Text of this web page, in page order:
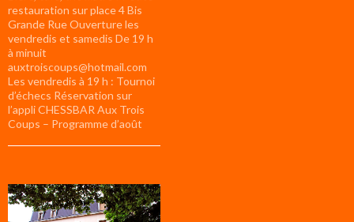
restauration sur place 4 Bis
Grande Rue Ouverture les
vendredis et samedis De 19 h
à minuit
auxtroiscoups@hotmail.com
Les vendredis à 19 h : Tournoi
d’échecs Réservation sur
l’appli CHESSBAR Aux Trois
Coups – Programme d’août